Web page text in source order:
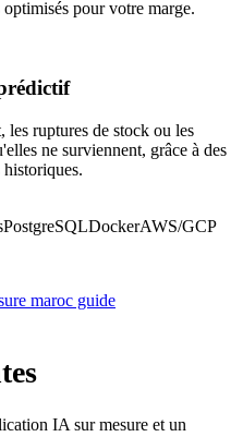
pour votre marge.
les ruptures de stock ou les
ne surviennent, grâce à des
historiques.
PostgreSQLDockerAWS/GCP
maroc guide
IA sur mesure et un